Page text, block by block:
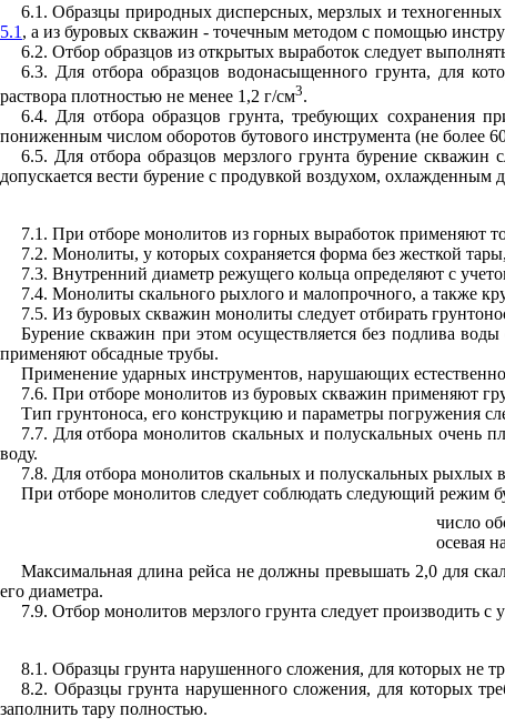
6.1. Образцы природных дисперсных, мерзлых и
5.1 , а из буровых скважин - точечным методом с помощью
6.2. Отбор образцов из открытых выработок следует
6.3. Для отбора образцов водонасыщенного грунта, для
раствора плотностью не менее 1,2 г/см3.
6.4. Для отбора образцов грунта, требующих сохранения
пониженным числом оборотов бутового инструмента (не более
6.5. Для отбора образцов мерзлого грунта бурение
допускается вести бурение с продувкой воздухом, охлажденным
7.1. При отборе монолитов из горных выработок применяют
7.2. Монолиты, у которых сохраняется форма без жесткой
7.3. Внутренний диаметр режущего кольца определяют с
7.4. Монолиты скального рыхлого и малопрочного, а также
7.5. Из буровых скважин монолиты следует отбирать
Бурение скважин при этом осуществляется без подлива
применяют обсадные трубы.
Применение ударных инструментов, нарушающих
7.6. При отборе монолитов из буровых скважин применяют
Тип грунтоноса, его конструкцию и параметры погружения
7.7. Для отбора монолитов скальных и полускальных очень
воду.
7.8. Для отбора монолитов скальных и полускальных рыхлых
При отборе монолитов следует соблюдать следующий режим
число
осевая
Максимальная длина рейса не должны превышать 2,0 для
его диаметра.
7.9. Отбор монолитов мерзлого грунта следует производить с
8.1. Образцы грунта нарушенного сложения, для которых не
8.2. Образцы грунта нарушенного сложения, для которых
заполнить тару полностью.